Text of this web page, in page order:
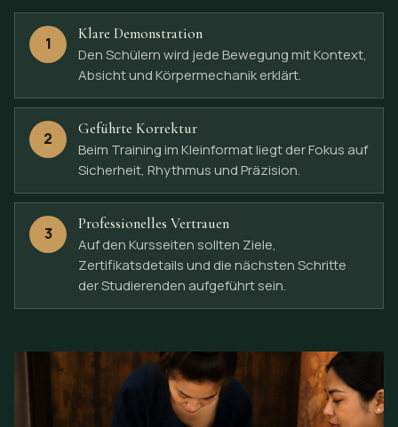
1
Klare Demonstration
Den Schülern wird jede Bewegung mit Kontext,
Absicht und Körpermechanik erklärt.
2
Geführte Korrektur
Beim Training im Kleinformat liegt der Fokus auf
Sicherheit, Rhythmus und Präzision.
3
Professionelles Vertrauen
Auf den Kursseiten sollten Ziele,
Zertifikatsdetails und die nächsten Schritte
der Studierenden aufgeführt sein.